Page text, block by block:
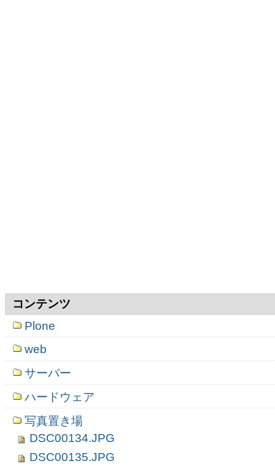
コンテンツ
Plone
web
サーバー
ハードウェア
写真置き場
DSC00134.JPG
DSC00135.JPG